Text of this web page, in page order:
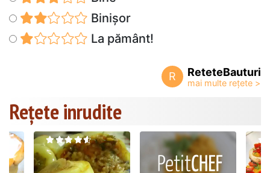
Binișor
La pământ!
R ReteteBauturi
Rețete inrudite